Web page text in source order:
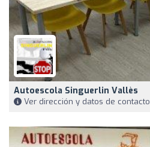
Autoescola Singuerlin Vallès
Ver dirección y datos de contacto